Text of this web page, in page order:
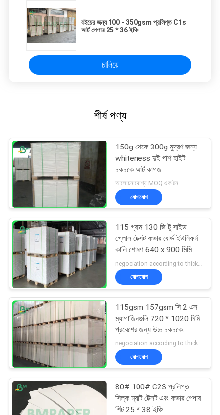
বইয়ের জন্য 100 - 350gsm প্রলিপ্ত C1s
আর্ট পেপার 25 * 36 ইঞ্চি
চালিয়ে
শীর্ষ পণ্য
150g থেকে 300g মুদ্রণ জন্য
whiteness দুই পাশ হাইট
চকচকে আর্ট কাগজ
আলোচনাযোগ্য MOQ:এক টন
যোগাযোগ
115 গ্রাম 130 জি টু সাইড
গ্লোস টেক্সট কভার বোর্ড ইউনিফর্ম
কালি শোষণ 640 x 900 মিমি
যোগাযোগ
115gsm 157gsm সি 2 এস
ম্যাগাজিনগুলি 720 * 1020 মিমি
প্রবেশের জন্য উচ্চ চকচকে
প্রলিপ্ত কাগজ
negociation according to thickness,size and quantity MOQ:নিয়মিত আকারের জন্য 10 রোল, বিশেষ আকারের জন্য 50 রোল
যোগাযোগ
80# 100# C2S প্রলিপ্ত
সিল্ক ম্যাট টেক্সট এবং কভার পেপার
শিট 25 * 38 ইঞ্চি